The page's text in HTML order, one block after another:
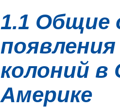
1.1 Общие
колоний в
Америке